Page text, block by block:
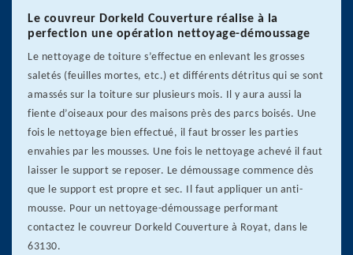
Le couvreur Dorkeld Couverture réalise à la
perfection une opération nettoyage-démoussage
Le nettoyage de toiture s’effectue en enlevant les grosses
saletés (feuilles mortes, etc.) et différents détritus qui se sont
amassés sur la toiture sur plusieurs mois. Il y aura aussi la
fiente d’oiseaux pour des maisons près des parcs boisés. Une
fois le nettoyage bien effectué, il faut brosser les parties
envahies par les mousses. Une fois le nettoyage achevé il faut
laisser le support se reposer. Le démoussage commence dès
que le support est propre et sec. Il faut appliquer un anti-
mousse. Pour un nettoyage-démoussage performant
contactez le couvreur Dorkeld Couverture à Royat, dans le
63130.